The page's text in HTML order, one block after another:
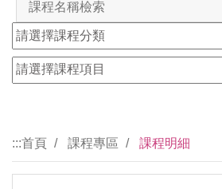
:::首頁 課程專區 課程明細